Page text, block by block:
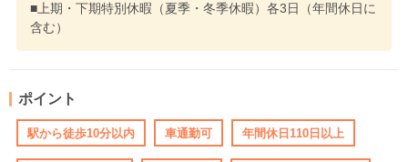
■上期・下期特別休暇（夏季・冬季休暇）各3日（年間休日に
含む）
ポイント
駅から徒歩10分以内 車通勤可 年間休日110日以上